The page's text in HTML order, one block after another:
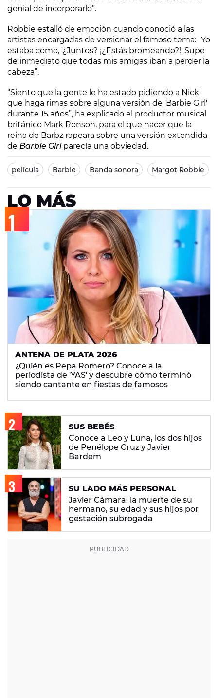
genial de incorporarlo”.
Robbie estalló de emoción cuando conoció a las
artistas encargadas de versionar el famoso tema: "Yo
estaba como, '¿Juntos? ¡¿Estás bromeando?!' Supe
de inmediato que todas mis amigas iban a perder la
cabeza”.
“Siento que la gente le ha estado pidiendo a Nicki
que haga rimas sobre alguna versión de 'Barbie Girl'
durante 15 años”, ha explicado el productor musical
británico Mark Ronson, para el que hacer que la
reina de Barbz rapeara sobre una versión extendida
de Barbie Girlparecía una obviedad.
película Barbie Banda sonora Margot Robbie
LO MÁS
ANTENA DE PLATA 2026
¿Quién es Pepa Romero? Conoce a la
periodista de 'YAS' y descubre cómo terminó
siendo cantante en fiestas de famosos
SUS BEBÉS
Conoce a Leo y Luna, los dos hijos
de Penélope Cruz y Javier
Bardem
SU LADO MÁS PERSONAL
Javier Cámara: la muerte de su
hermano, su edad y sus hijos por
gestación subrogada